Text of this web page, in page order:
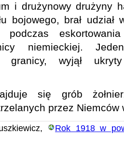
i drużynowy drużyny
bojowego, brał
podczas
niemieckiej.
granicy, wyjął
się grób
przez Niemców
Rok 1918 w